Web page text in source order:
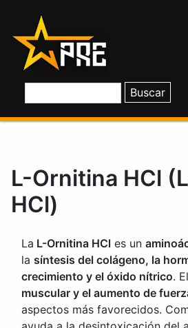
contenido
L-Ornitina HCl
HCl)
La L-Ornitina HCl es un
la síntesis del colágeno, la
crecimiento y el óxido nítrico. El
muscular y el aumento de
aspectos más favorecidos.